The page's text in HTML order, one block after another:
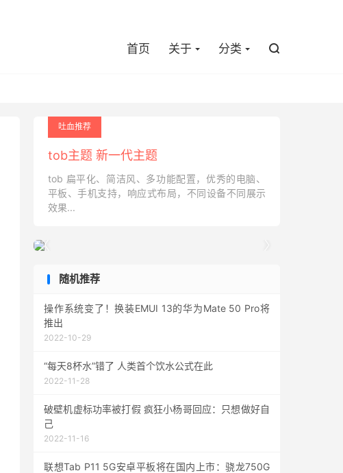
首页 关于 分类 
吐血推荐
tob主题 新一代主题
tob 扁平化、简洁风、多功能配置，优秀的电脑、
平板、手机支持，响应式布局，不同设备不同展示
效果...

随机推荐
操作系统变了！换装EMUI 13的华为Mate 50 Pro将
推出
2022-10-29
“每天8杯水”错了 人类首个饮水公式在此
2022-11-28
破壁机虚标功率被打假 疯狂小杨哥回应：只想做好自
己
2022-11-16
联想Tab P11 5G安卓平板将在国内上市：骁龙750G